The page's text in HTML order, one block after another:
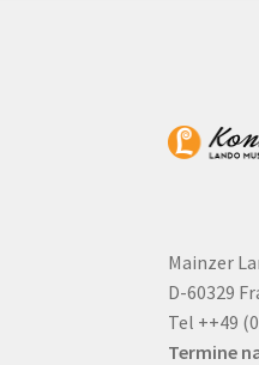
Mainzer
D-60329
Tel ++49
Termine